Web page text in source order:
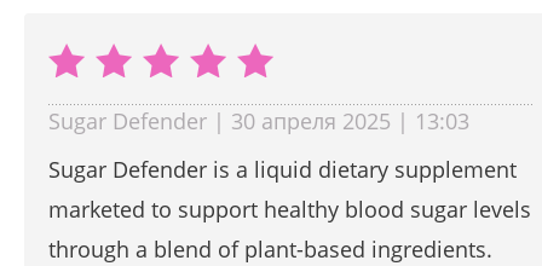
Sugar Defender | 30 апреля 2025 | 13:03
Sugar Defender is a liquid dietary supplement
marketed to support healthy blood sugar levels
through a blend of plant-based ingredients.